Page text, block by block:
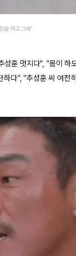
을 하고 그래'
훈 멋지다", "몸이 하
다", "추성훈 씨 여전